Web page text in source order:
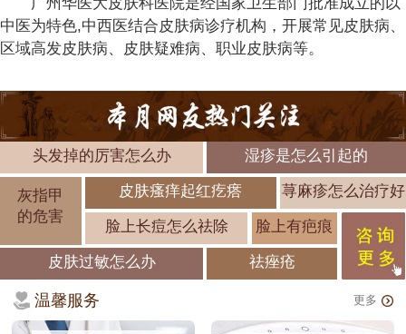
中医为特色,中西医结合皮肤病诊疗机构，开展常见皮肤病、
区域高发皮肤病、皮肤疑难病、职业皮肤病等。
头发掉的厉害怎么办 湿疹是怎么引起的
灰指甲
的危害
皮肤瘙痒起红疙瘩 荨麻疹怎么治疗好
脸上长痘怎么祛除 脸上有疤痕
皮肤过敏怎么办 祛痤疮
温馨服务 更多